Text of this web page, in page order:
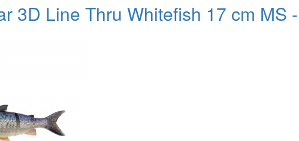
3D Line Thru Whitefish 17 cm MS